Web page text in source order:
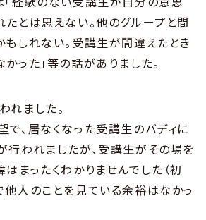
とは思えない。他のグループと間
しれない。受講生が間違えたとき
った」等の話がありました。
れました。
、居なくなった受講生のバディに
行われましたが、受講生がその場を
まったくわかりませんでした（初
他人のことを見ている余裕はなかっ